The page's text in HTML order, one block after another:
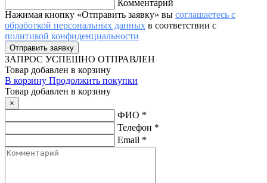
Комментарий
Нажимая кнопку «Отправить заявку» вы соглашаетесь с
обработкой персональных данных в соответствии с
политикой конфиденциальности
ЗАПРОС УСПЕШНО ОТПРАВЛЕН
Товар добавлен в корзину
В корзину Продолжить покупки
Товар добавлен в корзину
×
ФИО *
Телефон *
Email *